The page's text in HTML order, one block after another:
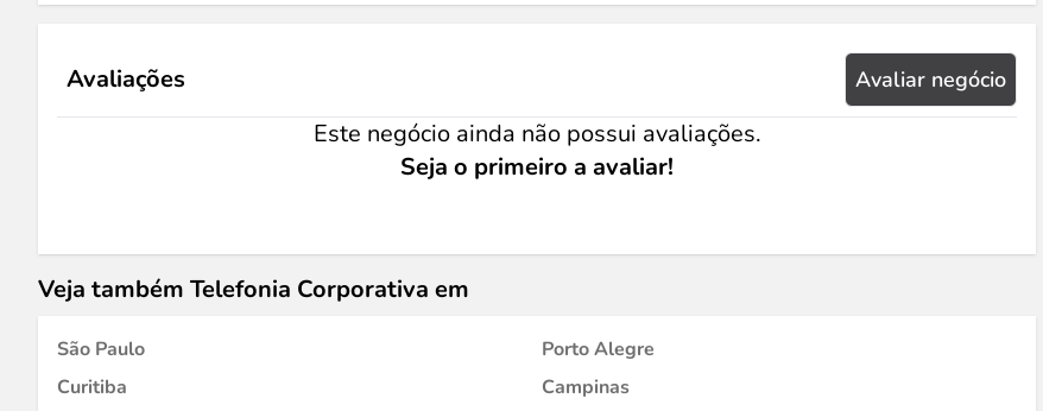
Avaliações Avaliar negócio
Este negócio ainda não possui avaliações.
Seja o primeiro a avaliar!
Veja também Telefonia Corporativa em
São Paulo
Porto Alegre
Curitiba
Campinas